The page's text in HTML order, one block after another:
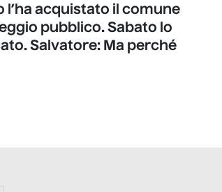
l’ha acquistato il comune
pubblico. Sabato lo
Salvatore: Ma perché